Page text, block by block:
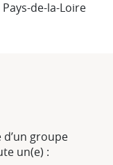
Pays-de-la-Loire
groupe
un(e) :